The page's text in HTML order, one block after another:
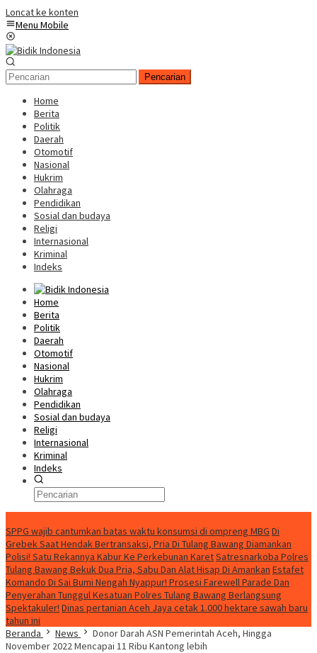
Loncat ke konten
Menu Mobile
Pencarian
Home
Berita
Politik
Daerah
Otomotif
Nasional
Hukrim
Olahraga
Pendidikan
Sosial dan budaya
Religi
Internasional
Kriminal
Indeks
Home
Berita
Politik
Daerah
Otomotif
Nasional
Hukrim
Olahraga
Pendidikan
Sosial dan budaya
Religi
Internasional
Kriminal
Indeks
SPPG wajib cantumkan batas waktu konsumsi di ompreng MBG Di
Grebek Saat Hendak Bertransaksi, Pria Di Tulang Bawang Diamankan
Polisi! Satu Rekannya Kabur Ke Perkebunan KaretSatresnarkoba Polres
Tulang Bawang Bekuk Dua Pria, Sabu Dan Alat Hisap Di Amankan Estafet
Komando Di Sai Bumi Nengah Nyappur! Prosesi Farewell Parade Dan
Penyerahan Tunggul Kesatuan Polres Tulang Bawang Berlangsung
Spektakuler! Dinas pertanian Aceh Jaya cetak 1.000 hektare sawah baru
tahun ini
Beranda
News
Donor Darah ASN Pemerintah Aceh, Hingga
November 2022 Mencapai 11 Ribu Kantong lebih